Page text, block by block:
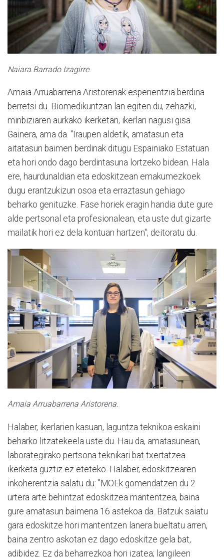
Naiara Barrado Izagirre.
Amaia Arruabarrena Aristorenak esperientzia berdina
berretsi du. Biomedikuntzan lan egiten du, zehazki,
minbiziaren aurkako ikerketan, ikerlari nagusi gisa.
Gainera, ama da. "Iraupen aldetik, amatasun eta
aitatasun baimen berdinak ditugu Espainiako Estatuan
eta hori ondo dago berdintasuna lortzeko bidean. Hala
ere, haurdunaldian eta edoskitzean emakumezkoek
dugu erantzukizun osoa eta erraztasun gehiago
beharko genituzke. Fase horiek eragin handia dute gure
alde pertsonal eta profesionalean, eta uste dut gizarte
mailatik hori ez dela kontuan hartzen", deitoratu du.
Amaia Arruabarrena Aristorena.
Halaber, ikerlarien kasuan, laguntza teknikoa eskaini
beharko litzatekeela uste du. Hau da, amatasunean,
laborategirako pertsona teknikari bat txertatzea
ikerketa guztiz ez eteteko. Halaber, edoskitzearen
inkoherentzia salatu du: "MOEk gomendatzen du 2
urtera arte behintzat edoskitzea mantentzea, baina
gure amatasun baimena 16 astekoa da. Batzuk saiatu
gara edoskitze hori mantentzen lanera bueltatu arren,
baina zentro askotan ez dago edoskitze gela bat,
adibidez. Ez da beharrezkoa hori izatea; langileen